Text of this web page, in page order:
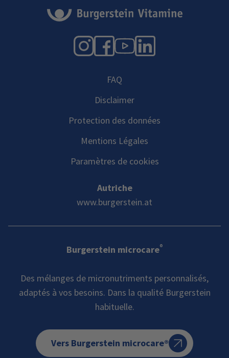
Instagram
Facebook
YouTube
LinkedIn
FAQ
Disclaimer
Protection des données
Mentions Légales
Paramètres de cookies
Autriche
www.burgerstein.at
Burgerstein microcare®
Des mélanges de micronutriments personnalisés,
adaptés à vos besoins. Dans la qualité Burgerstein
habituelle.
Vers Burgerstein microcare®